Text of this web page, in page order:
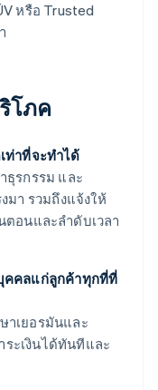
หรือ Trusted
โภค
ท่าที่จะทำได้
ธุรกรรม และ
มา รวมถึงแจ้งให้
ตอนและลำดับเวลา
คคลแก่ลูกค้าทุกที่ที่
เยอรมันและ
ะเงินได้ทันทีและ